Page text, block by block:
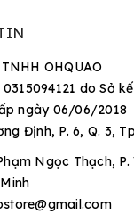
OHQUAO
do Sở
ngày 06/06/2018
Định, P. 6, Q. 3,
Ngọc Thạch, P.